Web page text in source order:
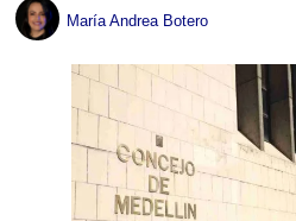
María Andrea Botero